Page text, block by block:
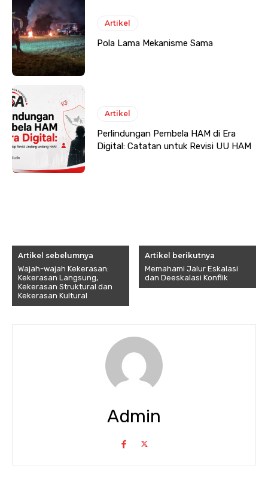
Artikel
Pola Lama Mekanisme Sama
Artikel
Perlindungan Pembela HAM di Era
Digital: Catatan untuk Revisi UU HAM
Artikel sebelumnya
Wajah-wajah Kekerasan:
Kekerasan Langsung,
Kekerasan Struktural dan
Kekerasan Kultural
Artikel berikutnya
Memahami Jalur Eskalasi
dan Deeskalasi Konflik
Admin